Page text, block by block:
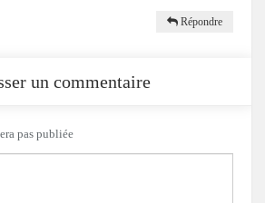
Répondre
un commentaire
pas publiée